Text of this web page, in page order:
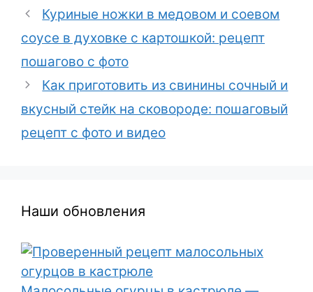
Куриные ножки в медовом и соевом
соусе в духовке с картошкой: рецепт
пошагово с фото
Как приготовить из свинины сочный и
вкусный стейк на сковороде: пошаговый
рецепт с фото и видео
Наши обновления